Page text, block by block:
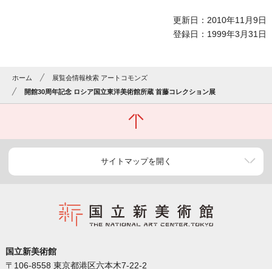
更新日：2010年11月9日
登録日：1999年3月31日
ホーム
展覧会情報検索 アートコモンズ
開館30周年記念 ロシア国立東洋美術館所蔵 首藤コレクション展
サイトマップを開く
国立新美術館
〒106-8558 東京都港区六本木7-22-2